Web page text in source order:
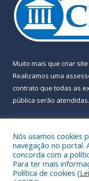
Muito mais que criar site
Realizamos uma
contrato que todas as
pública serão atendidas.
Todos os direitos
Nós usamos cookies
navegação no portal.
concorda com a
Para ter mais
Política de cookies (